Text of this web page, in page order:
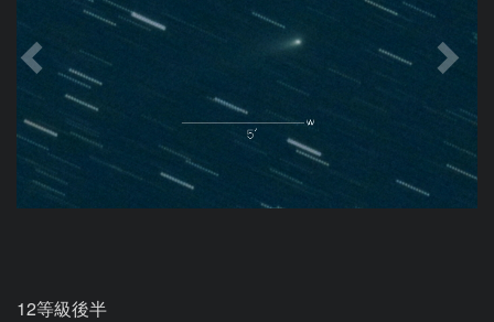
12等級後半